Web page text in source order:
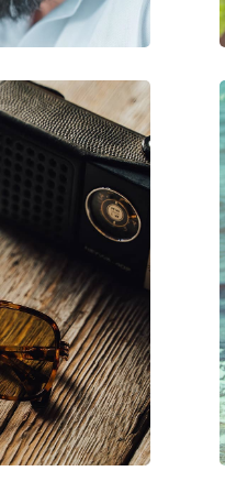
Ja
Vrouwen
Zonnebrillen
Dolce & Gabbana
Fashion
0DG2242 13348G 57